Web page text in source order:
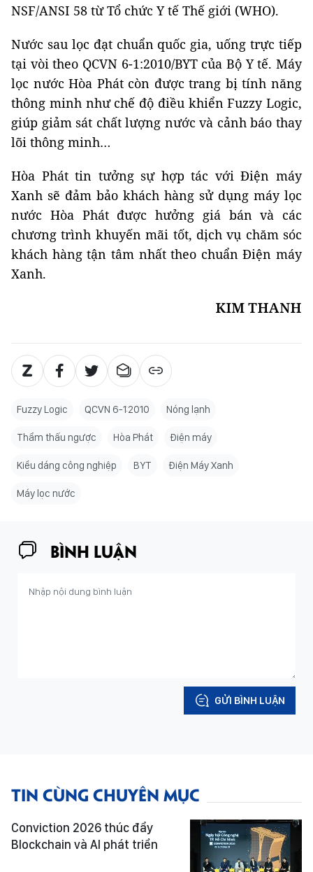
NSF/ANSI 58 từ Tổ chức Y tế Thế giới (WHO).
Nước sau lọc đạt chuẩn quốc gia, uống trực tiếp
tại vòi theo QCVN 6-1:2010/BYT của Bộ Y tế. Máy
lọc nước Hòa Phát còn được trang bị tính năng
thông minh như chế độ điều khiển Fuzzy Logic,
giúp giảm sát chất lượng nước và cảnh báo thay
lõi thông minh…
Hòa Phát tin tưởng sự hợp tác với Điện máy
Xanh sẽ đảm bảo khách hàng sử dụng máy lọc
nước Hòa Phát được hưởng giá bán và các
chương trình khuyến mãi tốt, dịch vụ chăm sóc
khách hàng tận tâm nhất theo chuẩn Điện máy
Xanh.
KIM THANH
Fuzzy Logic QCVN 6-1:2010 Nóng lạnh
Thẩm thấu ngược Hòa Phát Điện máy
Kiểu dáng công nghiệp BYT Điện Máy Xanh
Máy lọc nước
BÌNH LUẬN
GỬI BÌNH LUẬN
TIN CÙNG CHUYÊN MỤC
Conviction 2026 thúc đẩy
Blockchain và AI phát triển